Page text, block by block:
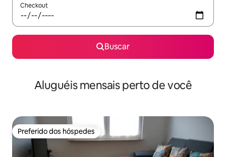
Checkout
Buscar
Aluguéis mensais perto de você
Preferido dos hóspedes
Preferido dos hóspedes